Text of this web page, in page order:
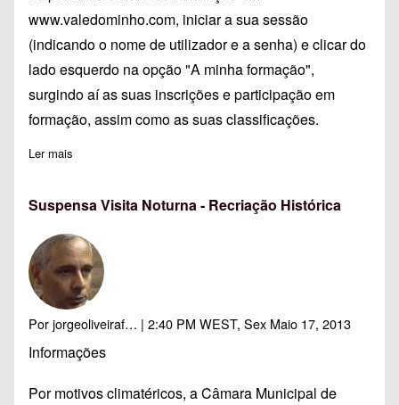
www.valedominho.com, iniciar a sua sessão
(indicando o nome de utilizador e a senha) e clicar do
lado esquerdo na opção "A minha formação",
surgindo aí as suas inscrições e participação em
formação, assim como as suas classificações.
Ler mais
Suspensa Visita Noturna - Recriação Histórica
Porjorgeoliveiraf… | 2:40 PM WEST, Sex Maio 17, 2013
Informações
Por motivos climatéricos, a Câmara Municipal de